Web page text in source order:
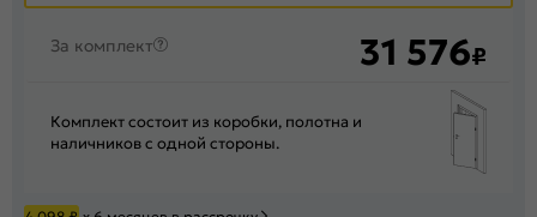
За комплект 31 576₽
Комплект состоит из коробки, полотна и
наличников с одной стороны.